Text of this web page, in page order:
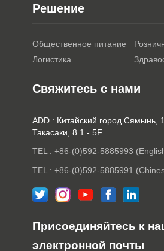
Решение
Общественное питание
Логистика
Свяжитесь с нами
ADD : Китайский город Сямынь,
Такасаки, 8 1 - 5F
TEL : +86-(0)592-5885993
TEL : +86-(0)592-5885991
Присоединяйтесь к
электронной почты